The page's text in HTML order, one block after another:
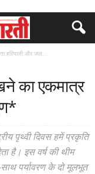
हरियाली और जल...
का एकमात्र
पृथ्वी दिवस हमें प्रकृति
है। इस वर्ष की थीम
पर्यावरण के दो मूलभूत